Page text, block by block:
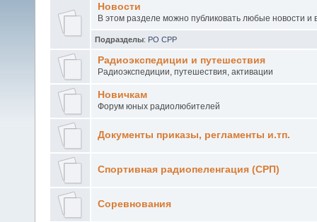
Новости
В этом разделе можно публиковать любые новости и
Подразделы: РО СРР
Радиоэкспедиции и путешествия
Радиоэкспедиции, путешествия, активации
Новичкам
Форум юных радиолюбителей
Документы приказы, регламенты и.тп.
Спортивная радиопеленгация (СРП)
Соревнования